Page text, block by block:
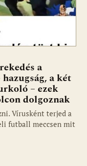
a
a két
– ezek
dolgoznak
Vírusként terjed a
futball meccsen mit